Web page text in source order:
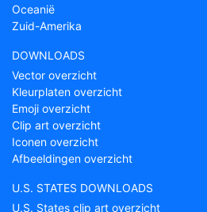
Oceanië
Zuid-Amerika
DOWNLOADS
Vector overzicht
Kleurplaten overzicht
Emoji overzicht
Clip art overzicht
Iconen overzicht
Afbeeldingen overzicht
U.S. STATES DOWNLOADS
U.S. States clip art overzicht